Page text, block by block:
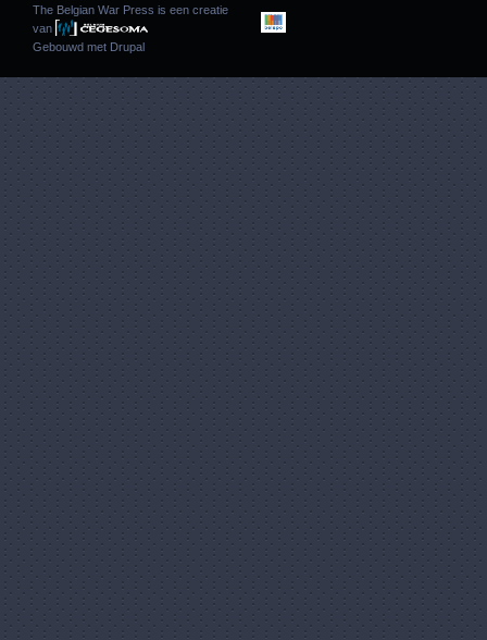
The Belgian War Press is een creatie
van
Gebouwd met Drupal